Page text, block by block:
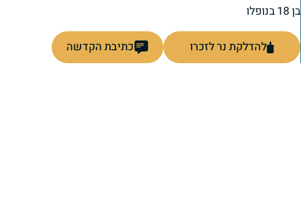
בן 18 בנופלו
להדלקת נר לזכרו כתיבת הקדשה